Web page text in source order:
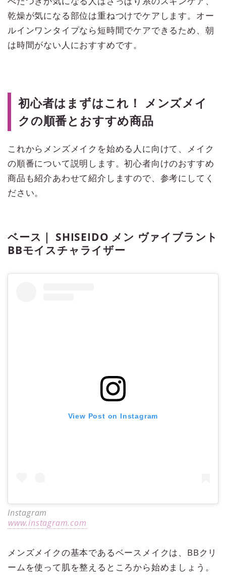
乾燥が気になる部位は重ねつけでケアします。オー
ルインワンタイプなら短時間でケアできるため、朝
は時間がない人におすすめです。
初心者はまずはこれ！ メンズメイ
クの順番とおすすめ商品
これからメンズメイクを始める人に向けて、メイク
の順番について説明します。初心者向けのおすすめ
商品も紹介あわせて紹介しますので、参考にしてく
ださい。
ベース｜ SHISEIDO メン ヴァイブラント
BBモイスチャライザー
View Post on Instagram
Instagram
www.instagram.com
メンズメイクの基本であるベースメイクは、BBクリ
ームを使って肌を整えるところから始めましょう。